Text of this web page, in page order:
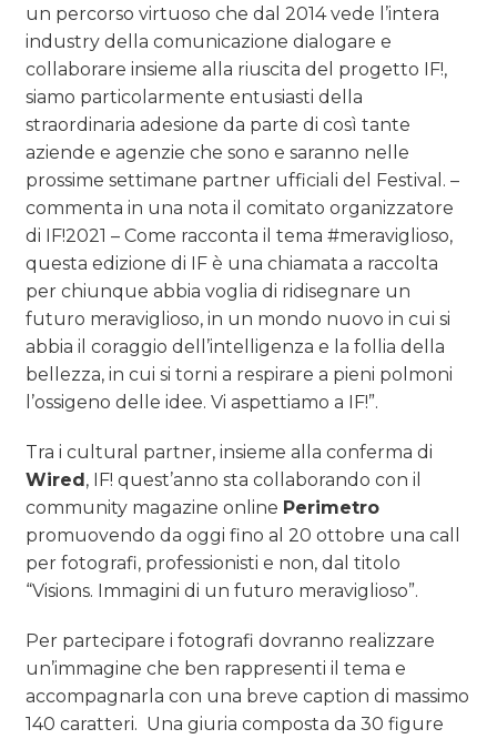
un percorso virtuoso che dal 2014 vede l’intera
industry della comunicazione dialogare e
collaborare insieme alla riuscita del progetto IF!,
siamo particolarmente entusiasti della
straordinaria adesione da parte di così tante
aziende e agenzie che sono e saranno nelle
prossime settimane partner ufficiali del Festival. –
commenta in una nota il comitato organizzatore
di IF!2021 – Come racconta il tema #meraviglioso,
questa edizione di IF è una chiamata a raccolta
per chiunque abbia voglia di ridisegnare un
futuro meraviglioso, in un mondo nuovo in cui si
abbia il coraggio dell’intelligenza e la follia della
bellezza, in cui si torni a respirare a pieni polmoni
l’ossigeno delle idee. Vi aspettiamo a IF!”.
Tra i cultural partner, insieme alla conferma di
Wired, IF! quest’anno sta collaborando con il
community magazine online Perimetro
promuovendo da oggi fino al 20 ottobre una call
per fotografi, professionisti e non, dal titolo
“Visions. Immagini di un futuro meraviglioso”.
Per partecipare i fotografi dovranno realizzare
un’immagine che ben rappresenti il tema e
accompagnarla con una breve caption di massimo
140 caratteri. Una giuria composta da 30 figure